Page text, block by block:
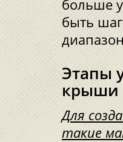
больше
быть
Этапы
крыши
Для
такие